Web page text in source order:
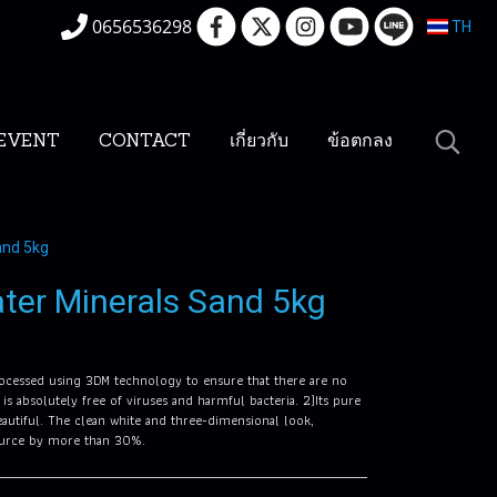
0656536298 TH
CONTACT เกี่ยวกับ ข้อตกลง
5kg
Minerals Sand 5kg
using 3DM technology to ensure that there are no
absolutely free of viruses and harmful bacteria. 2)Its pure
The clean white and three-dimensional look,
by more than 30%.